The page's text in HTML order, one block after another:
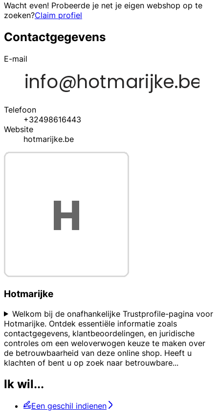
Wacht even! Probeerde je net je eigen webshop op te
zoeken?Claim profiel
Contactgegevens
E-mail
Telefoon
+32498616443
Website
hotmarijke.be
Hotmarijke
Welkom bij de onafhankelijke Trustprofile-pagina voor
Hotmarijke. Ontdek essentiële informatie zoals
contactgegevens, klantbeoordelingen, en juridische
controles om een weloverwogen keuze te maken over
de betrouwbaarheid van deze online shop. Heeft u
klachten of bent u op zoek naar betrouwbare...
Ik wil...
Een geschil indienen